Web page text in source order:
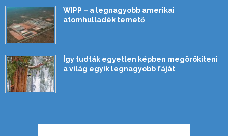
WIPP – a legnagyobb amerikai
atomhulladék temető
Így tudták egyetlen képben megörökíteni
a világ egyik legnagyobb fáját